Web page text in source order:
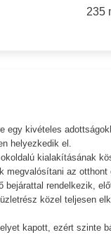
235
kivételes
helyezkedik el.
kialakításának
megvalósítani az otthont
rendelkezik,
közel teljesen
kapott, ezért szinte